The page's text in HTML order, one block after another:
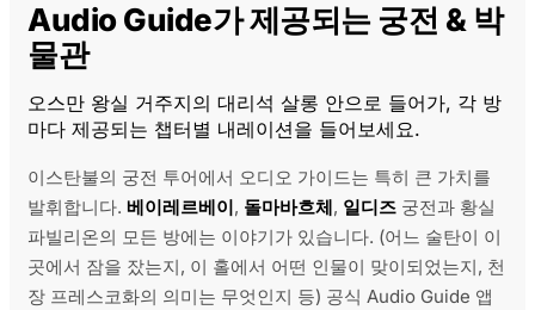
Audio Guide가 제공되는 궁전 & 박
물관
오스만 왕실 거주지의 대리석 살롱 안으로 들어가, 각 방
마다 제공되는 챕터별 내레이션을 들어보세요.
이스탄불의 궁전 투어에서 오디오 가이드는 특히 큰 가치를
발휘합니다. 베이레르베이, 돌마바흐체, 일디즈 궁전과 황실
파빌리온의 모든 방에는 이야기가 있습니다. (어느 술탄이 이
곳에서 잠을 잤는지, 이 홀에서 어떤 인물이 맞이되었는지, 천
장 프레스코화의 의미는 무엇인지 등) 공식 Audio Guide 앱